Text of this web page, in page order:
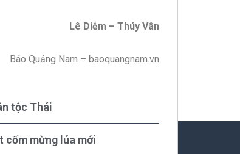
Lê Diễm – Thúy Vân
Báo Quảng Nam – baoquangnam.vn
tộc Thái
cốm mừng lúa mới